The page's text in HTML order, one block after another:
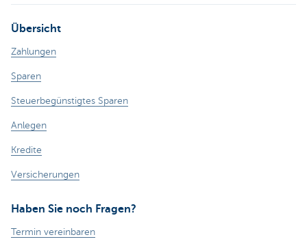
Übersicht
Zahlungen
Sparen
Steuerbegünstigtes Sparen
Anlegen
Kredite
Versicherungen
Haben Sie noch Fragen?
Termin vereinbaren